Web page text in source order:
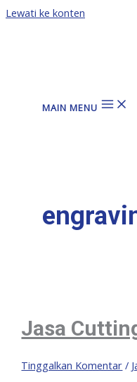
Lewati ke konten
MAIN MENU
Jasa
Tinggalkan Komentar /